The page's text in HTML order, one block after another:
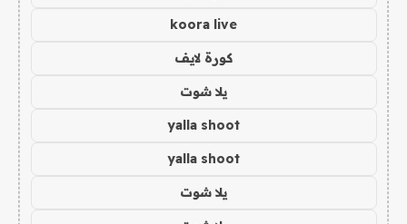
koora live
كورة لايف
يلا شوت
yalla shoot
yalla shoot
يلا شوت